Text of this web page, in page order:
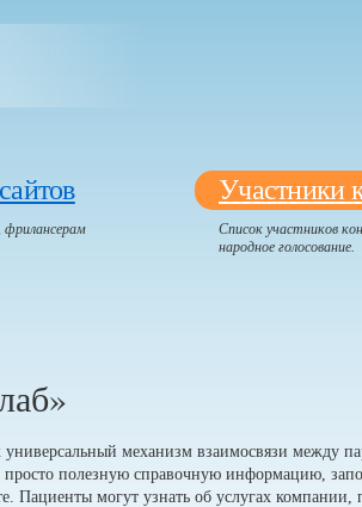
Участники
Список участников
народное голосование.
механизм взаимосвязи между
полезную справочную информацию,
Пациенты могут узнать об услугах компании,